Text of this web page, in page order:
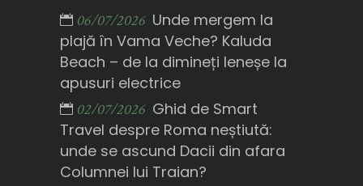
06/07/2026 Unde mergem la
plajă în Vama Veche? Kaluda
Beach – de la dimineți leneșe la
apusuri electrice
02/07/2026 Ghid de Smart
Travel despre Roma neștiută:
unde se ascund Dacii din afara
Columnei lui Traian?